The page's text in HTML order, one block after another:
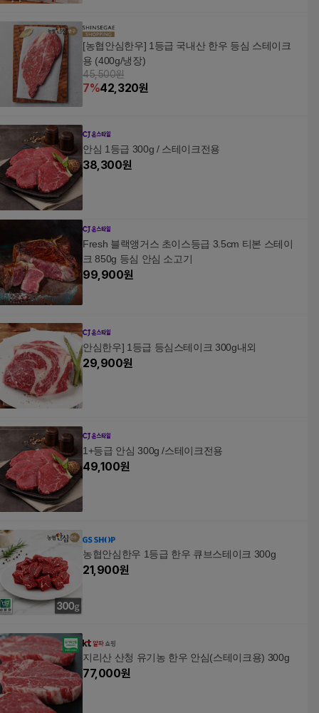
[농협안심한우] 1등급 국내산 한우 등심 스테이크
용 (400g/냉장)
45,500원
7%42,320원
안심 1등급 300g / 스테이크전용
38,300원
Fresh 블랙앵거스 초이스등급 3.5cm 티본 스테이
크 850g 등심 안심 소고기
99,900원
안심한우] 1등급 등심스테이크 300g내외
29,900원
1+등급 안심 300g /스테이크전용
49,100원
농협안심한우 1등급 한우 큐브스테이크 300g
21,900원
지리산 산청 유기농 한우 안심(스테이크용) 300g
77,000원